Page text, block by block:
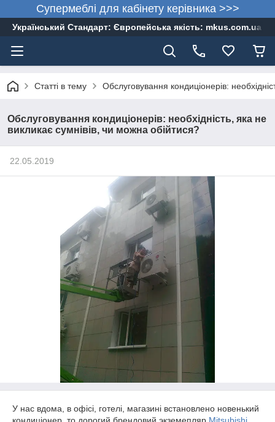
Супермеблі для кабінету керівника >>>
Український Стандарт: Європейська якість: mkus.com.ua
Статті в тему Обслуговування кондиціонерів:
Обслуговування кондиціонерів: необхідність, яка не
викликає сумнівів, чи можна обійтися?
22.05.2019
У нас вдома, в офісі, готелі, магазині встановлено новенький